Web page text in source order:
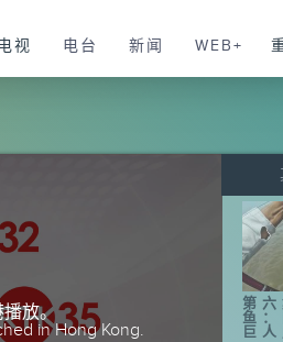
视 电台 新闻 WEB+
放。
in Hong Kong.
第
鱼
巨